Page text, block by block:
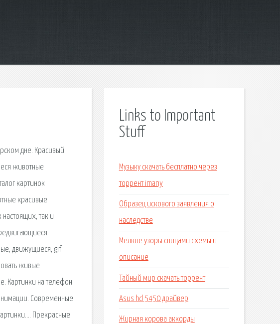
дне. Красивый
животные
картинок
красивые
так и
движущиеся, gif
живые
Картинки на телефон
Современные
Прекрасные
Links to Important
Stuff
Музыку скачать бесплатно через
торрент imany
Образец искового заявления о
наследстве
Мелкие узоры спицами схемы и
описание
Тайный мир скачать торрент
Asus hd 5450 драйвер
Жирная корова аккорды